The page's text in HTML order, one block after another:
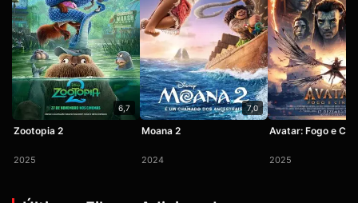
6,7
Zootopia 2
2025
7,0
Moana 2
2024
Avatar: Fogo e
2025